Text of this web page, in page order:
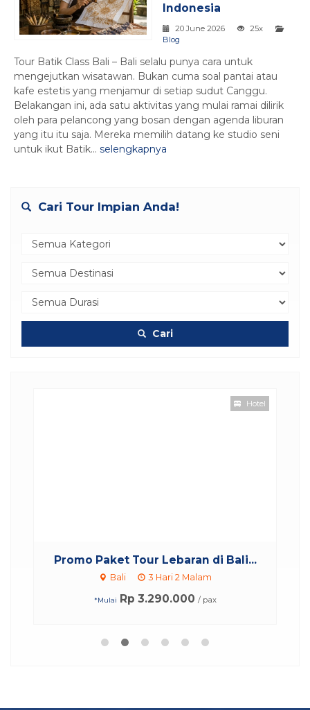
Indonesia
20 June 2026
25x
Blog
Tour Batik Class Bali – Bali selalu punya cara untuk
mengejutkan wisatawan. Bukan cuma soal pantai atau
kafe estetis yang menjamur di setiap sudut Canggu.
Belakangan ini, ada satu aktivitas yang mulai ramai dilirik
oleh para pelancong yang bosan dengan agenda liburan
yang itu itu saja. Mereka memilih datang ke studio seni
untuk ikut Batik... selengkapnya
Cari Tour Impian Anda!
Cari
Promo Paket Tour Lebaran di Bali...
Bali 3 Hari 2 Malam
*Mulai Rp 3.290.000 / pax
Hotel